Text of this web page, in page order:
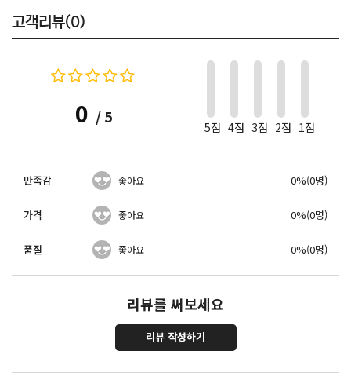
고객리뷰(0)
0 / 5
5점 4점 3점 2점 1점
만족감 좋아요 0%(0명)
가격 좋아요 0%(0명)
품질 좋아요 0%(0명)
리뷰를 써보세요
리뷰 작성하기